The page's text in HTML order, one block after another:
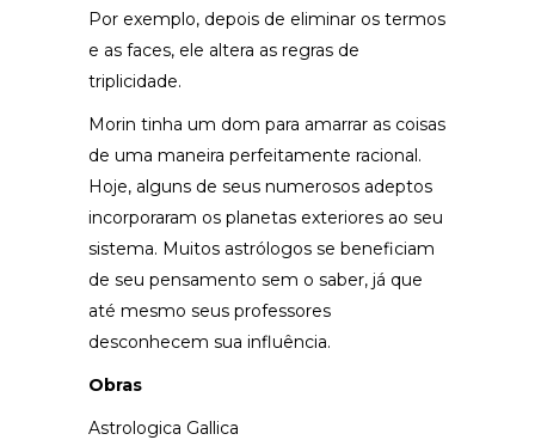
Por exemplo, depois de eliminar os termos
e as faces, ele altera as regras de
triplicidade.
Morin tinha um dom para amarrar as coisas
de uma maneira perfeitamente racional.
Hoje, alguns de seus numerosos adeptos
incorporaram os planetas exteriores ao seu
sistema. Muitos astrólogos se beneficiam
de seu pensamento sem o saber, já que
até mesmo seus professores
desconhecem sua influência.
Obras
Astrologica Gallica